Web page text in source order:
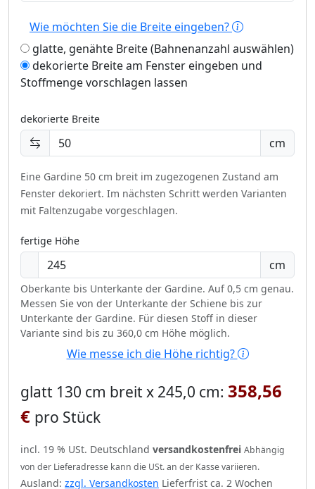
Wie möchten Sie die Breite eingeben?
glatte, genähte Breite (Bahnenanzahl auswählen)
dekorierte Breite am Fenster eingeben und
Stoffmenge vorschlagen lassen
dekorierte Breite
cm
Eine Gardine 50 cm breit im zugezogenen Zustand am
Fenster dekoriert. Im nächsten Schritt werden Varianten
mit Faltenzugabe vorgeschlagen.
fertige Höhe
cm
Oberkante bis Unterkante der Gardine. Auf 0,5 cm genau.
Messen Sie von der Unterkante der Schiene bis zur
Unterkante der Gardine. Für diesen Stoff in dieser
Variante sind bis zu 360,0 cm Höhe möglich.
Wie messe ich die Höhe richtig?
glatt 130 cm breit x 245,0 cm: 358,56
€ pro Stück
incl. 19 % USt. Deutschland versandkostenfrei Abhängig
von der Lieferadresse kann die USt. an der Kasse variieren.
Ausland: zzgl. Versandkosten Lieferfrist ca. 2 Wochen